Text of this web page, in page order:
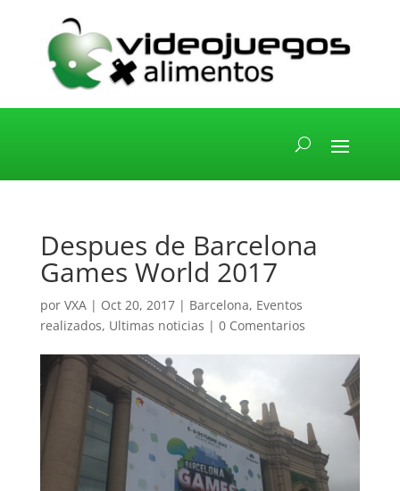
Despues de Barcelona
Games World 2017
por VXA| Oct 20, 2017| Barcelona, Eventos
realizados, Ultimas noticias | 0 Comentarios